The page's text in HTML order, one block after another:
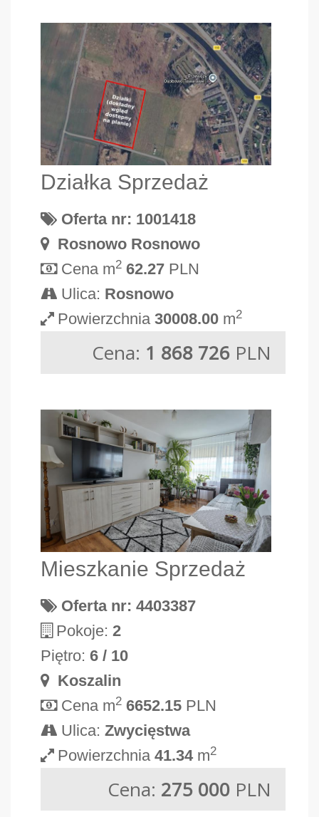
Działka Sprzedaż
Oferta nr: 1001418
Rosnowo Rosnowo
Cena m2 62.27 PLN
Ulica: Rosnowo
Powierzchnia30008.00 m2
Cena: 1 868 726 PLN
Mieszkanie Sprzedaż
Oferta nr: 4403387
Pokoje:2
Piętro:6 / 10
Koszalin
Cena m2 6652.15 PLN
Ulica:Zwycięstwa
Powierzchnia41.34 m2
Cena: 275 000 PLN